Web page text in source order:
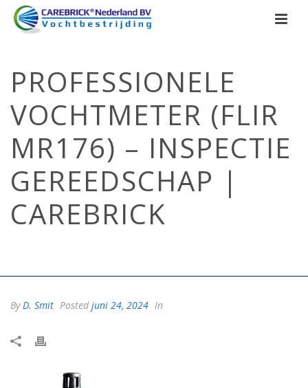
PROFESSIONELE
VOCHTMETER (FLIR
MR176) – INSPECTIE
GEREEDSCHAP |
CAREBRICK
ByD. Smit Posted juni 24, 2024 In